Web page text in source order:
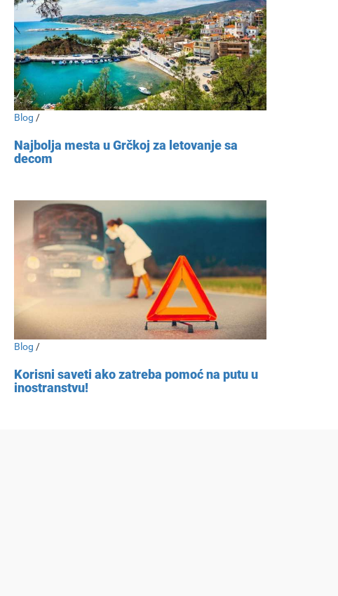
Blog /
Najbolja mesta u Grčkoj za letovanje sa
decom
Blog /
Korisni saveti ako zatreba pomoć na putu u
inostranstvu!